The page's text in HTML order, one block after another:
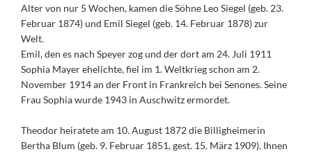
Alter von nur 5 Wochen, kamen die Söhne Leo Siegel (geb. 23.
Februar 1874) und Emil Siegel (geb. 14. Februar 1878) zur
Welt.
Emil, den es nach Speyer zog und der dort am 24. Juli 1911
Sophia Mayer ehelichte, fiel im 1. Weltkrieg schon am 2.
November 1914 an der Front in Frankreich bei Senones. Seine
Frau Sophia wurde 1943 in Auschwitz ermordet.
Theodor heiratete am 10. August 1872 die Billigheimerin
Bertha Blum (geb. 9. Februar 1851, gest. 15. März 1909). Ihnen